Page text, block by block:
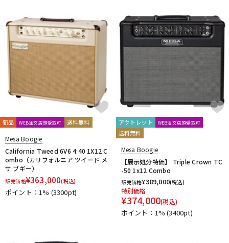
中古 ヴィンテージ
新品 WEB注文店頭受取可 送料無料
Mesa Boogie
California Tweed 6V6 4:40 1X12 C
ombo（カリフォルニア ツイード メ
サ ブギー）
販売価格¥363,000(税込)
ポイント：1% (3300pt)
アウトレット WEB注文店頭受取可
送料無料
Mesa Boogie
【展示処分特価】 Triple Crown TC
-50 1x12 Combo
販売価格¥389,000(税込)
特別価格
¥374,000(税込)
ポイント：1%(3400pt)